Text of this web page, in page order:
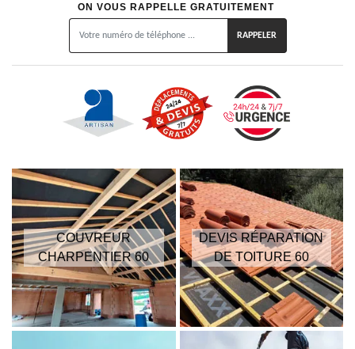
ON VOUS RAPPELLE GRATUITEMENT
COUVREUR
CHARPENTIER 60
DEVIS RÉPARATION
DE TOITURE 60